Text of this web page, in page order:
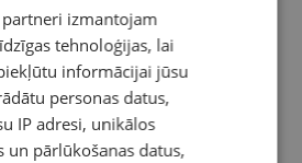
izmantojam
tehnoloģijas, lai
informācijai jūsu
personas datus,
IP adresi, unikālos
un pārlūkošanas datus,